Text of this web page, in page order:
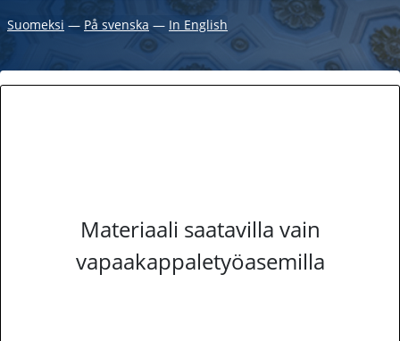
Suomeksi ― På svenska ― In English
Materiaali saatavilla vain
vapaakappaletyöasemilla